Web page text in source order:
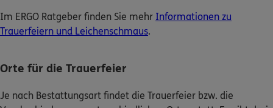
Im ERGO Ratgeber finden Sie mehr Informationen zu
Trauerfeiern und Leichenschmaus.
Orte für die Trauerfeier
Je nach Bestattungsart findet die Trauerfeier bzw. die